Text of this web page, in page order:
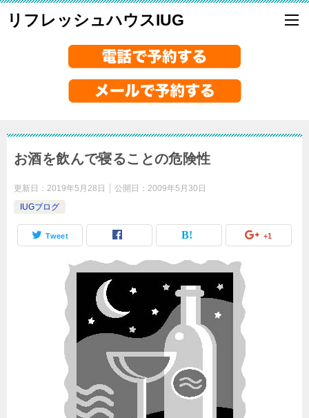
リフレッシュハウスIUG
お酒を飲んで寝ることの危険性
更新日： 2019年5月28日 公開日： 2009年5月30日
IUGブログ
Tweet +1